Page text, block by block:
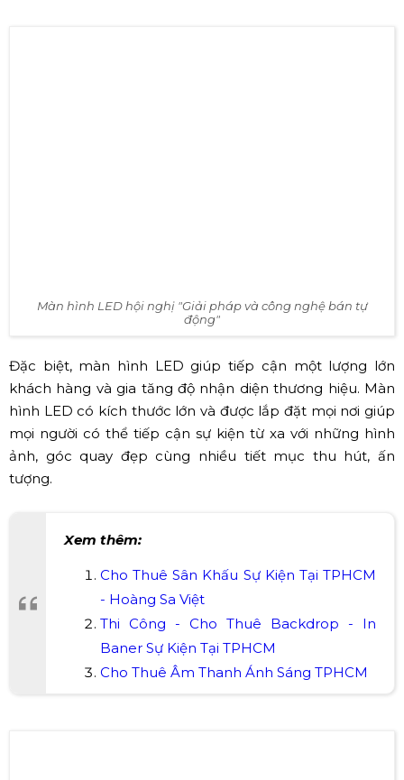
Màn hình LED hội nghị "Giải pháp và công nghệ bán tự
động"
Đặc biệt, màn hình LED giúp tiếp cận một lượng lớn
hình LED có kích thước lớn và được lắp đặt mọi nơi giúp
ảnh, góc quay đẹp cùng nhiều tiết mục thu hút, ấn
tượng.